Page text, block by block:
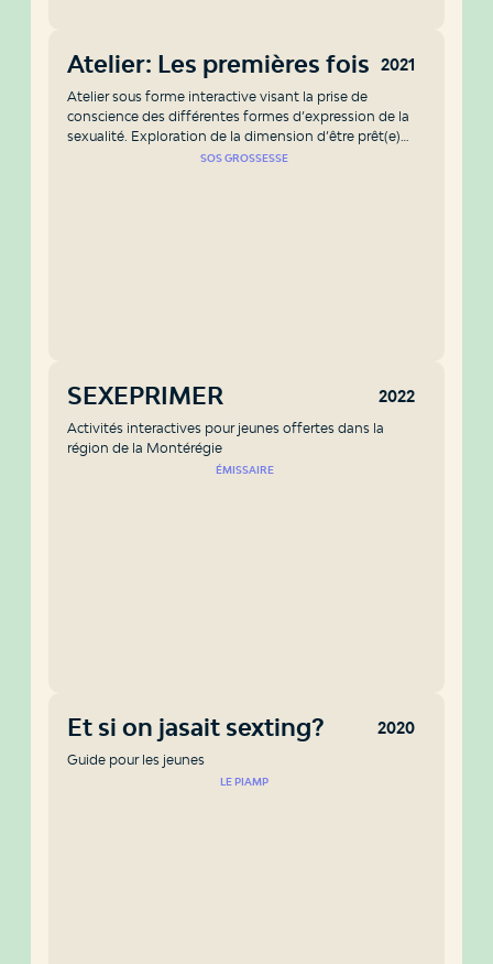
2021
Atelier: Les premières fois
Atelier sous forme interactive visant la prise de
conscience des différentes formes d’expression de la
sexualité. Exploration de la dimension d’être prêt(e)
pour une première relation sexuelle et des craintes qui
SOS GROSSESSE
2022
SEXEPRIMER
Activités interactives pour jeunes offertes dans la
région de la Montérégie
ÉMISSAIRE
2020
Et si on jasait sexting?
Guide pour les jeunes
LE PIAMP